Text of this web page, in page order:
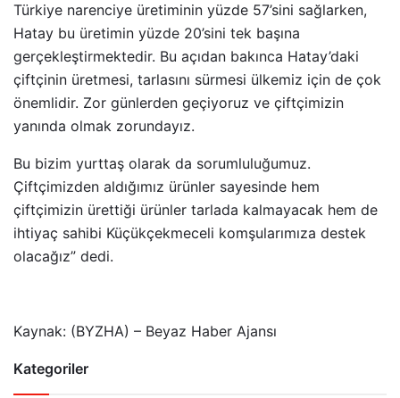
Türkiye narenciye üretiminin yüzde 57’sini sağlarken,
Hatay bu üretimin yüzde 20’sini tek başına
gerçekleştirmektedir. Bu açıdan bakınca Hatay’daki
çiftçinin üretmesi, tarlasını sürmesi ülkemiz için de çok
önemlidir. Zor günlerden geçiyoruz ve çiftçimizin
yanında olmak zorundayız.
Bu bizim yurttaş olarak da sorumluluğumuz.
Çiftçimizden aldığımız ürünler sayesinde hem
çiftçimizin ürettiği ürünler tarlada kalmayacak hem de
ihtiyaç sahibi Küçükçekmeceli komşularımıza destek
olacağız” dedi.
Kaynak: (BYZHA) – Beyaz Haber Ajansı
Kategoriler